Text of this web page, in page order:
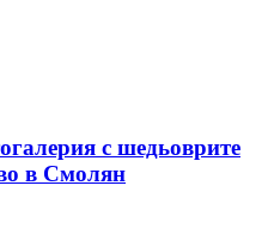
с шедьоврите
в Смолян